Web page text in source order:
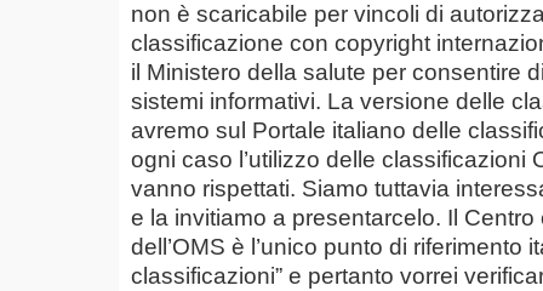
non è scaricabile per vincoli di
classificazione con copyright
il Ministero della salute per consentire
sistemi informativi. La versione delle
avremo sul Portale italiano delle
ogni caso l’utilizzo delle classificazioni
vanno rispettati. Siamo tuttavia
e la invitiamo a presentarcelo. Il
dell’OMS è l’unico punto di riferimento
classificazioni” e pertanto vorrei